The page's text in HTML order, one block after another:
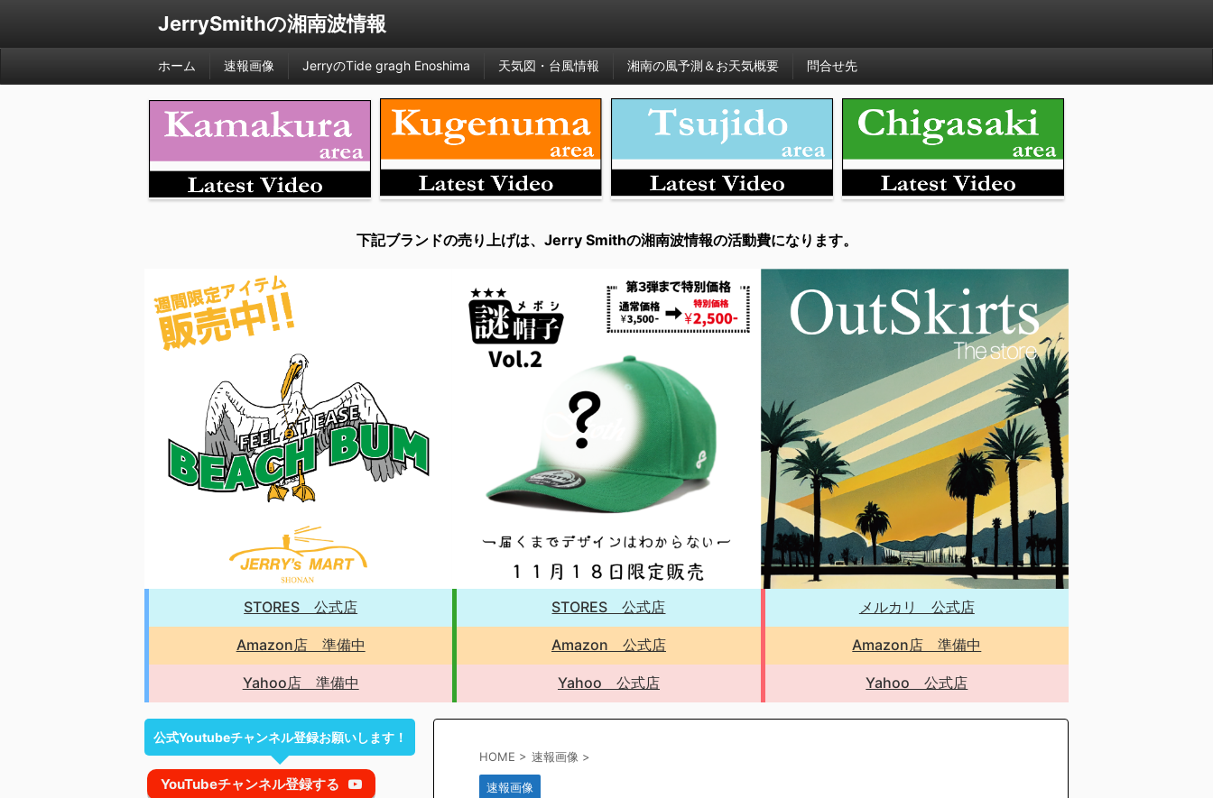
JerrySmithの湘南波情報
ホーム 速報画像 JerryのTide gragh Enoshima 天気図・台風情報 湘南の風予測＆お天気概要 問合せ先
下記ブランドの売り上げは、Jerry Smithの湘南波情報の活動費になります。
STORES 公式店
Amazon店 準備中
Yahoo店 準備中
STORES 公式店
Amazon 公式店
Yahoo 公式店
メルカリ 公式店
Amazon店 準備中
Yahoo 公式店
HOME > 速報画像 >
速報画像
公式Youtubeチャンネル登録お願いします！
YouTubeチャンネル登録する